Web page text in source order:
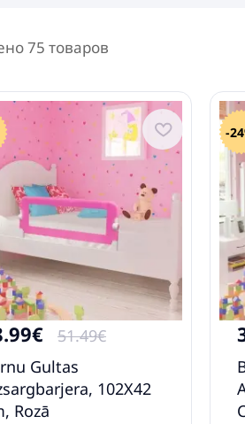
75 товаров
51.49€
Gultas
102X42
Rozā
-